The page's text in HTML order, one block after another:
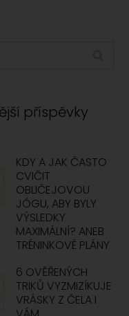
příspěvky
KDY A JAK ČASTO
CVIČIT
OBLIČEJOVOU
JÓGU, ABY BYLY
VÝSLEDKY
MAXIMÁLNÍ? ANEB
TRÉNINKOVÉ PLÁNY
6 OVĚŘENÝCH
TRIKŮ VYZMIZÍKUJE
VRÁSKY Z ČELA I